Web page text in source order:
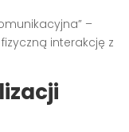
–
interakcję z